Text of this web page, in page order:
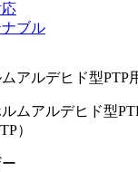
ブル
アルデヒド型PTP